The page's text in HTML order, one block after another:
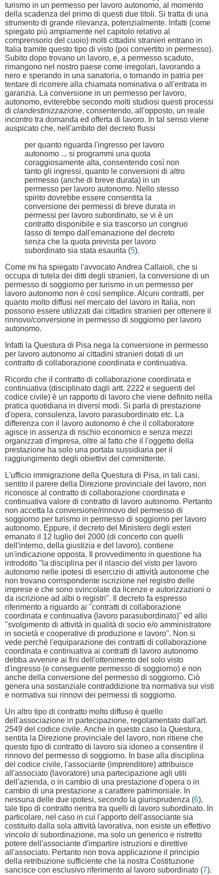
turismo in un permesso per lavoro autonomo, al momento
della scadenza del primo di questi due titoli. Si tratta di una
strumento di grande rilevanza, potenzialmente. Infatti (come
spiegato più ampiamente nel capitolo relativo al
comprensorio del cuoio) molti cittadini stranieri entrano in
Italia tramite questo tipo di visto (poi convertito in permesso).
Subito dopo trovano un lavoro, e, a permesso scaduto,
rimangono nel nostro paese come irregolari, lavorando a
nero e sperando in una sanatoria, o tornando in patria per
tentare di ricorrere alla chiamata nominativa o all'entrata in
garanzia. La conversione in un permesso per lavoro,
autonomo, eviterebbe secondo molti studiosi questi processi
di clandestinizzazione, consentendo, all'opposto, un reale
incontro tra domanda ed offerta di lavoro. In tal senso viene
auspicato che, nell'ambito del decreto flussi
per quanto riguarda l'ingresso per lavoro
autonomo ... si programmi una quota
coraggiosamente alta, consentendo così non
tanto gli ingressi, quanto le conversioni di altro
permesso (anche di breve durata) in un
permesso per lavoro autonomo. Nello stesso
spirito dovrebbe essere consentita la
conversione dei permessi di breve durata in
permessi per lavoro subordinato, se vi è un
contratto disponibile e sia trascorso un congruo
lasso di tempo dall'emanazione del decreto
senza che la quota prevista per lavoro
subordinato sia stata esaurita (5).
Come mi ha spiegato l'avvocato Andrea Callaioli, che si
occupa di tutela dei ditti degli stranieri, la conversione di un
permesso di soggiorno per turismo in un permesso per
lavoro autonomo non è così semplice. Alcuni contratti, per
quanto molto diffusi nel mercato del lavoro in Italia, non
possono essere utilizzati dai cittadini stranieri per ottenere il
rinnovo/conversione in permesso di soggiorno per lavoro
autonomo.
Infatti la Questura di Pisa nega la conversione in permesso
per lavoro autonomo ai cittadini stranieri dotati di un
contratto di collaborazione coordinata e continuativa.
Ricordo che il contratto di collaborazione coordinata e
continuativa (disciplinato dagli artt. 2222 e seguenti del
codice civile) è un rapporto di lavoro che viene definito nella
pratica quotidiana in diversi modi. Si parla di prestazione
d'opera, consulenza, lavoro parasubordinato etc. La
differenza con il lavoro autonomo è che il collaboratore
agisce in assenza di rischio economico e senza mezzi
organizzati d'impresa, oltre al fatto che il l'oggetto della
prestazione ha solo una portata sussidiaria per il
raggiungimento degli obiettivi del committente.
L'ufficio immigrazione della Questura di Pisa, in tali casi,
sentito il parere della Direzione provinciale del lavoro, non
riconosce al contratto di collaborazione coordinata e
continuativa valore di contratto di lavoro autonomo. Pertanto
non accetta la conversione/rinnovo del permesso di
soggiorno per turismo in permesso di soggiorno per lavoro
autonomo. Eppure, il decreto del Ministero degli esteri
emanato il 12 luglio del 2000 (di concerto con quelli
dell'interno, della giustizia e del lavoro), contiene
un'indicazione opposta. Il provvedimento in questione ha
introdotto "la disciplina per il rilascio del visto per lavoro
autonomo nelle ipotesi di esercizio di attività autonome che
non trovano corrispondente iscrizione nel registro delle
imprese e che sono svincolate da licenze e autorizzazioni o
da iscrizione ad albi o registri". Il decreto fa espresso
riferimento a riguardo ai "contratti di collaborazione
coordinata e continuativa (lavoro parasubordinato)" ed allo
"svolgimento di attività in qualità di socio e/o amministratore
in società e cooperative di produzione e lavoro". Non si
vede perché l'equiparazione dei contratti di collaborazione
coordinata e continuativa ai contratti di lavoro autonomo
debba avvenire ai fini dell'ottenimento del solo visto
d'ingresso (e conseguente permesso di soggiorno) e non
anche della conversione del permesso di soggiorno. Ciò
genera una sostanziale contraddizione tra normativa sui visti
e normativa sui rinnovi dei permessi di soggiorno.
Un altro tipo di contratto molto diffuso è quello
dell'associazione in partecipazione, regolamentato dall'art.
2549 del codice civile. Anche in questo caso la Questura,
sentita la Direzione provinciale del lavoro, non ritiene che
questo tipo di contratto di lavoro sia idoneo a consentire il
rinnovo del permesso di soggiorno. In base alla disciplina
del codice civile, l'associante (imprenditore) attribuisce
all'associato (lavoratore) una partecipazione agli utili
dell'azienda, o in cambio di una prestazione d'opera o in
cambio di una prestazione a carattere patrimoniale. In
nessuna delle due ipotesi, secondo la giurisprudenza (6),
tale tipo di contratto rientra tra quelli di lavoro subordinato. In
particolare, nel caso in cui l'apporto dell'associante sia
costituito dalla sola attività lavorativa, non esiste un effettivo
vincolo di subordinazione, ma solo un generico e ristretto
potere dell'associante d'impartire istruzioni e direttive
all'associato. Pertanto non trova applicazione il principio
della retribuzione sufficiente che la nostra Costituzione
sancisce con esclusivo riferimento al lavoro subordinato (7).